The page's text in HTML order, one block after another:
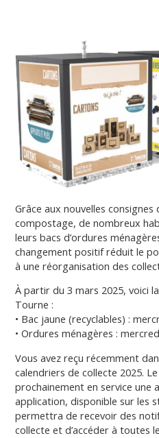
Grâce aux nouvelles
compostage, de nombreux
leurs bacs d’ordures
changement positif réduit le
à une réorganisation des
À partir du 3 mars 2025, voici
Tourne :
• Bac jaune (recyclables) :
• Ordures ménagères :
Vous avez reçu récemment
calendriers de collecte 2025.
prochainement en service une
application, disponible sur les
permettra de recevoir des
collecte et d’accéder à toutes